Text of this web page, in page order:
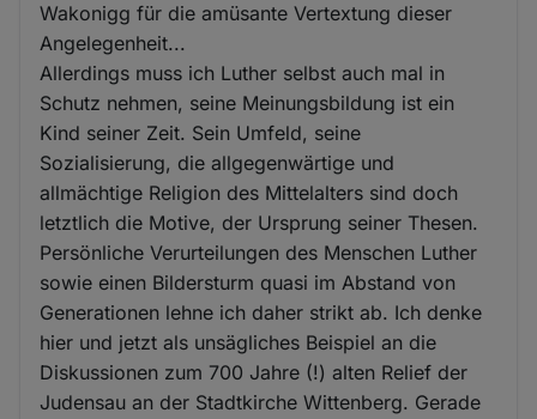
Wakonigg für die amüsante Vertextung dieser
Angelegenheit...
Allerdings muss ich Luther selbst auch mal in
Schutz nehmen, seine Meinungsbildung ist ein
Kind seiner Zeit. Sein Umfeld, seine
Sozialisierung, die allgegenwärtige und
allmächtige Religion des Mittelalters sind doch
letztlich die Motive, der Ursprung seiner Thesen.
Persönliche Verurteilungen des Menschen Luther
sowie einen Bildersturm quasi im Abstand von
Generationen lehne ich daher strikt ab. Ich denke
hier und jetzt als unsägliches Beispiel an die
Diskussionen zum 700 Jahre (!) alten Relief der
Judensau an der Stadtkirche Wittenberg. Gerade